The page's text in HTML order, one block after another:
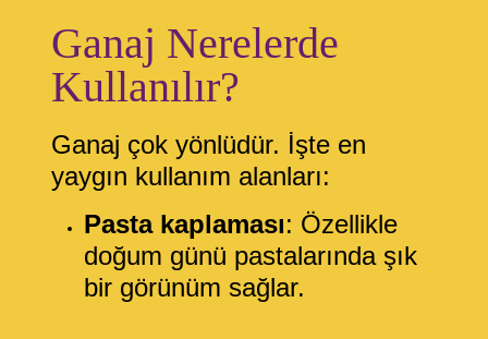
Ganaj Nerelerde
Kullanılır?
Ganaj çok yönlüdür. İşte en
yaygın kullanım alanları:
Pasta kaplaması: Özellikle
doğum günü pastalarında şık
bir görünüm sağlar.